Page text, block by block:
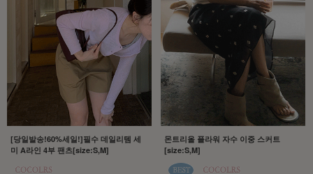
[당일발송!60%세일!]필수 데일리템 세
미 A라인 4부 팬츠[size:S,M]
몬트리올 플라워 자수 이중 스커트
[size:S,M]